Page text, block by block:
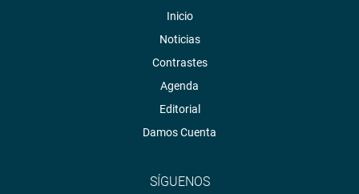
Inicio
Noticias
Contrastes
Agenda
Editorial
Damos Cuenta
SÍGUENOS